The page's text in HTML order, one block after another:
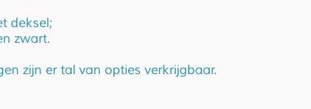
deksel;
zwart.
zijn er tal van opties verkrijgbaar.